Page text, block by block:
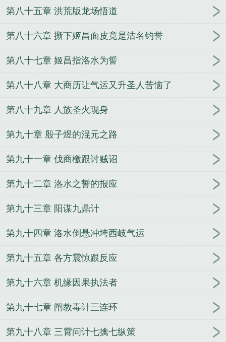
第八十五章 洪荒版龙场悟道
第八十六章 撕下姬昌面皮竟是沽名钓誉
第八十七章 姬昌指洛水为誓
第八十八章 大商历让气运又升圣人苦恼了
第八十九章 人族圣火现身
第九十章 殷子煜的混元之路
第九十一章 伐商檄跟讨贼诏
第九十二章 洛水之誓的报应
第九十三章 阳谋九鼎计
第九十四章 洛水倒悬冲垮西岐气运
第九十五章 各方震惊跟反应
第九十六章 机缘因果执法者
第九十七章 阐教毒计三连环
第九十八章 三霄问计七擒七纵策